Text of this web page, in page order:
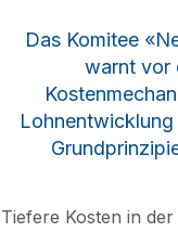
Das Komitee
warnt vor
Lohnentwicklung
Tiefere Kosten in